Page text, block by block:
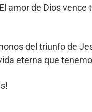
amor de Dios vence
del triunfo de
eterna que